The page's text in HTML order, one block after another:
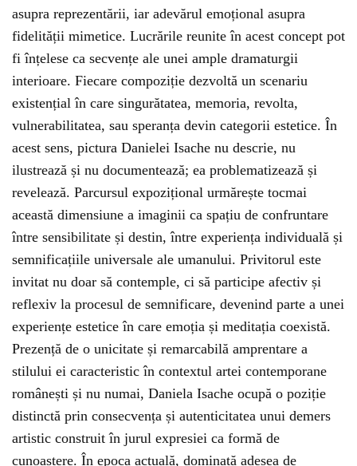
asupra reprezentării, iar adevărul emoțional asupra
fidelității mimetice. Lucrările reunite în acest concept pot
fi înțelese ca secvențe ale unei ample dramaturgii
interioare. Fiecare compoziție dezvoltă un scenariu
existențial în care singurătatea, memoria, revolta,
vulnerabilitatea, sau speranța devin categorii estetice. În
acest sens, pictura Danielei Isache nu descrie, nu
ilustrează și nu documentează; ea problematizează și
revelează. Parcursul expozițional urmărește tocmai
această dimensiune a imaginii ca spațiu de confruntare
între sensibilitate și destin, între experiența individuală și
semnificațiile universale ale umanului. Privitorul este
invitat nu doar să contemple, ci să participe afectiv și
reflexiv la procesul de semnificare, devenind parte a unei
experiențe estetice în care emoția și meditația coexistă.
Prezență de o unicitate și remarcabilă amprentare a
stilului ei caracteristic în contextul artei contemporane
românești și nu numai, Daniela Isache ocupă o poziție
distinctă prin consecvența și autenticitatea unui demers
artistic construit în jurul expresiei ca formă de
cunoaștere. În epoca actuală, dominată adesea de